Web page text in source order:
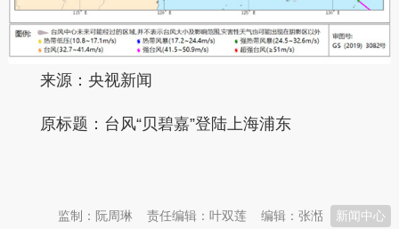
来源：央视新闻
原标题：台风“贝碧嘉”登陆上海浦东
新闻中心
编辑：张湉
责任编辑：叶双莲
监制：阮周琳